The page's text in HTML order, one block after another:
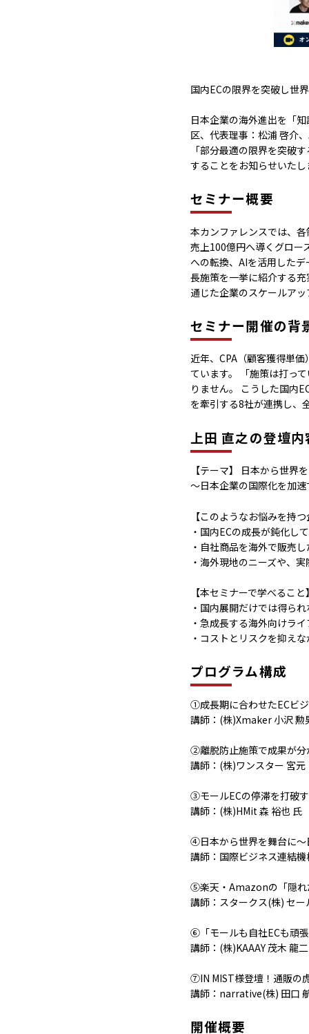
国内ECの限界を突破し世
日本企業の海外進出を「
区、代表理事：松浦 啓介
「部分最適の限界を突破
することをお知らせいたし
セミナー概要
本カンファレンスでは、
売上100億円へ導くグロー
への転換、AIを活用した
長施策を一挙に紹介する
通じた企業のスケールア
セミナー開催の背
近年、CPA（顧客獲得単
ています。 「施策は打っ
りません。 こうした国内
を牽引する8社が連携し、
上田 直之の登壇
【テーマ】 日本から世界
～日本企業の国際化を加
【このようなお悩みを持
・国内ECの成長が鈍化し
・自社商品を海外で販売
・海外現地のニーズや、
【本セミナーで学べること
・国内展開だけでは得ら
・急成長する海外向けラ
・コストとリスクを抑え
プログラム構成
①成長期に合わせたECビ
講師：(株)Xmaker 小沢 勲
②離脱防止施策で成果が分
講師：(株)ワンスター 宮元
③モールECの停滞を打破
講師：(株)HMit 森 裕也 氏
④日本から世界を舞台に～
講師：国際ビジネス連結機
⑤楽天・Amazonの「隠れ
講師：スタークス(株) セ
⑥「モールも自社ECも頑
講師：(株)KAAAY 茂木 龍
⑦IN MIST様登壇！通販の
講師：narrative(株) 田口
開催概要